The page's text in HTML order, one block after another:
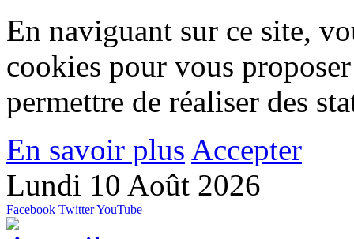
En naviguant sur ce site,
cookies pour vous
permettre de réaliser des
En savoir plus Accepter
Lundi 10 Août 2026
Facebook TwitterYouTube